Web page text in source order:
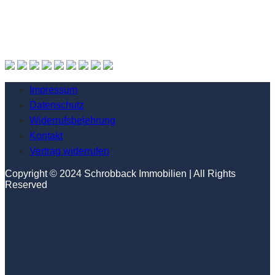
Impressum
Datenschutz
Widerrufsbelehrung
Kontakt
Vertrag widerrufen
Copyright © 2024 Schrobback Immobilien | All Rights
Reserved